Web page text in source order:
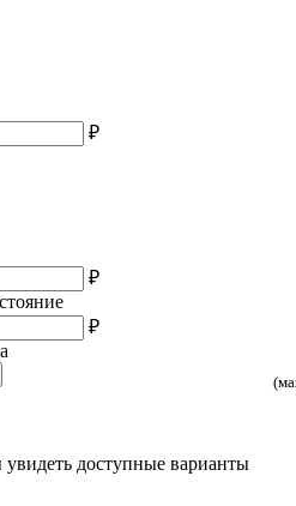
₽
₽
₽
доступные варианты